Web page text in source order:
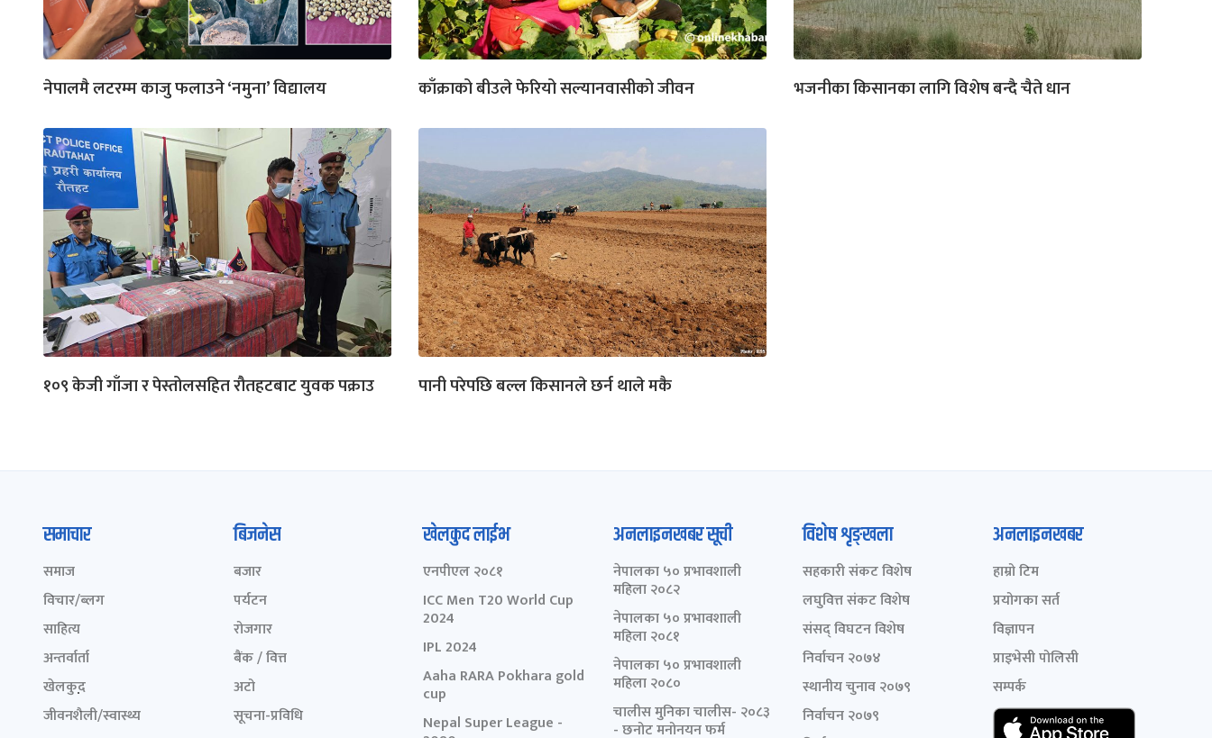
नेपालमै लटरम्म काजु फलाउने ‘नमुना’ विद्यालय काँक्राको बीउले फेरियो सल्यानवासीको जीवन भजनीका किसानका लागि विशेष बन्‍दै चैते धान
१०९ केजी गाँजा र पेस्तोलसहित रौतहटबाट युवक पक्राउ पानी परेपछि बल्ल किसानले छर्न थाले मकै
समाचार
समाज
विचार/ब्लग
साहित्य
अन्तर्वार्ता
खेलकुद़़
जीवनशैली/स्वास्थ्य
बिजनेस
बजार
पर्यटन
रोजगार
बैंक / वित्त
अटो
सूचना-प्रविधि
खेलकुद लाईभ
एनपीएल २०८१
ICC Men T20 World Cup
2024
IPL 2024
Aaha RARA Pokhara gold
cup
Nepal Super League -
अनलाइनखबर सूची
नेपालका ५० प्रभावशाली
महिला २०८२
नेपालका ५० प्रभावशाली
महिला २०८१
नेपालका ५० प्रभावशाली
महिला २०८०
चालीस मुनिका चालीस- २०८३
- छनोट मनोनयन फर्म
विशेष शृङ्खला
सहकारी संकट विशेष
लघुवित्त संकट विशेष
संसद् विघटन विशेष
निर्वाचन २०७४
स्थानीय चुनाव २०७९
निर्वाचन २०७९
अनलाइनखबर
हाम्रो टिम
प्रयोगका सर्त
विज्ञापन
प्राइभेसी पोलिसी
सम्पर्क